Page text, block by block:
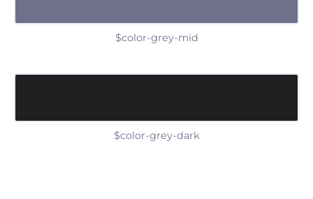
$color-grey-mid
$color-grey-dark